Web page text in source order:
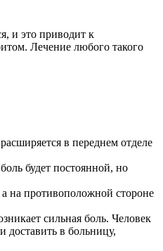
и это приводит к
Лечение любого такого
в переднем отделе
будет постоянной, но
на противоположной стороне
сильная боль. Человек
доставить в больницу,